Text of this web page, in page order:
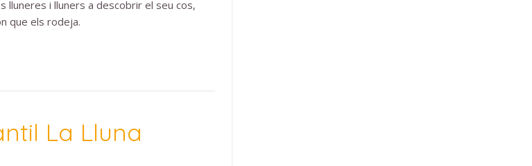
lluneres i lluners a descobrir el seu cos,
que els rodeja.
La Lluna